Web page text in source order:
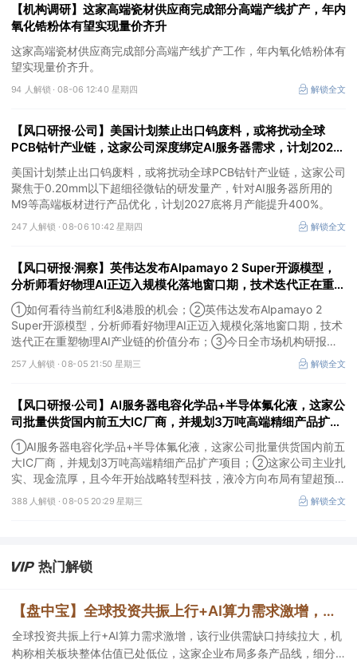
【机构调研】这家高端瓷材供应商完成部分高端产线扩产，年内
氧化锆粉体有望实现量价齐升
这家高端瓷材供应商完成部分高端产线扩产工作，年内氧化锆粉体有
望实现量价齐升。
94 人解锁 · 08-06 12:40 星期四 解锁全文
【风口研报·公司】美国计划禁止出口钨废料，或将扰动全球
PCB钴针产业链，这家公司深度绑定AI服务器需求，计划2027
底将月产能提升400%
美国计划禁止出口钨废料，或将扰动全球PCB钴针产业链，这家公司
聚焦于0.20mm以下超细径微钻的研发量产，针对AI服务器所用的
M9等高端板材进行产品优化，计划2027底将月产能提升400%。
247 人解锁 ·08-06 10:42 星期四 解锁全文
【风口研报·洞察】英伟达发布Alpamayo 2 Super开源模型，
分析师看好物理AI正迈入规模化落地窗口期，技术迭代正在重塑
物理AI产业链的价值分布；如何看待当前红利&港股的机会
①如何看待当前红利&港股的机会；②英伟达发布Alpamayo 2
Super开源模型，分析师看好物理AI正迈入规模化落地窗口期，技术
迭代正在重塑物理AI产业链的价值分布；③今日全市场机构研报共
发布120篇，朗姿股份有望迎来拐点，11家公司获得首度覆盖，其中
天风证券、江航装备获新财富分析师深度覆盖；④在个股机构关注
宁德时代>神火股份>西部矿业。
257 人解锁 ·08-05 21:50 星期三 解锁全文
【风口研报·公司】AI服务器电容化学品+半导体氟化液，这家公
司批量供货国内前五大IC厂商，并规划3万吨高端精细产品扩产
项目；这家公司主业扎实、现金流厚，且今年开始战略转型科
技，液冷方向布局有望超预期
①AI服务器电容化学品+半导体氟化液，这家公司批量供货国内前五
大IC厂商，并规划3万吨高端精细产品扩产项目；②这家公司主业扎
实、现金流厚，且今年开始战略转型科技，液冷方向布局有望超预
388 人解锁 ·08-05 20:29 星期三 解锁全文
热门解锁
【盘中宝】全球投资共振上行+AI算力需求激增，该行业供需缺口持续拉大，机构称相关板块整体估值已处低位，这家企业细分产品市占率第一
全球投资共振上行+AI算力需求激增，该行业供需缺口持续拉大，机
构称相关板块整体估值已处低位，这家企业布局多条产品线，细分